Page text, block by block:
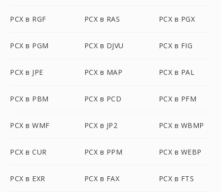
PCX в RGF PCX в RAS PCX в PGX
PCX в PGM PCX в DJVU PCX в FIG
PCX в JPE PCX в MAP PCX в PAL
PCX в PBM PCX в PCD PCX в PFM
PCX в WMF PCX в JP2 PCX в WBMP
PCX в CUR PCX в PPM PCX в WEBP
PCX в EXR PCX в FAX PCX в FTS